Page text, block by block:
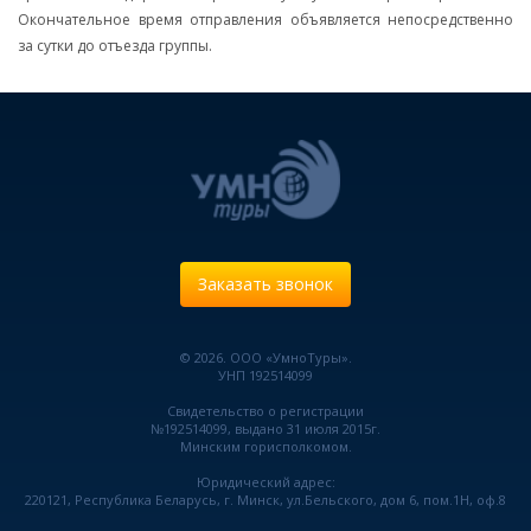
Окончательное время отправления объявляется непосредственно
за сутки до отъезда группы.
Заказать звонок
© 2026. ООО «УмноТуры».
УНП 192514099
Свидетельство о регистрации
№192514099, выдано 31 июля 2015г.
Минским горисполкомом.
Юридический адрес:
220121, Республика Беларусь, г. Минск, ул.Бельского, дом 6, пом.1Н, оф.8